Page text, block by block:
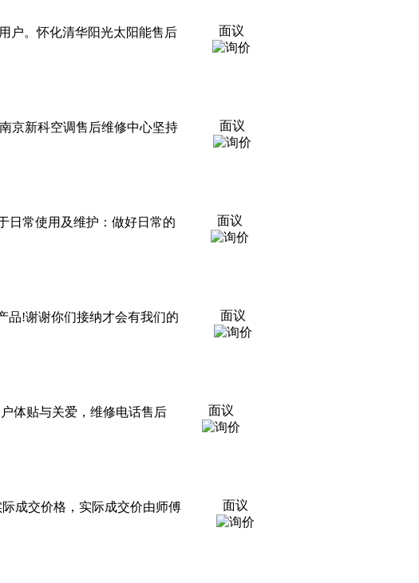
户。怀化清华阳光太阳能售后
面议
京新科空调售后维修中心坚持
面议
日常使用及维护：做好日常的
面议
品!谢谢你们接纳才会有我们的
面议
体贴与关爱，维修电话售后
面议
交价格，实际成交价由师傅
面议